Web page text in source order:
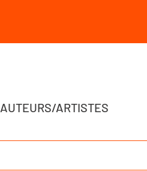
AUTEURS/ARTISTES